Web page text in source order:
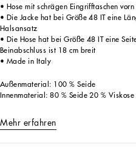
• Hose mit schrägen Eingrifftaschen
• Die Jacke hat bei Größe 48 IT eine
Halsansatz
• Die Hose hat bei Größe 48 IT eine
Beinabschluss ist 18 cm breit
• Made in Italy
Außenmaterial: 100 % Seide
Innenmaterial: 80 % Seide 20 % Viskose
Mehr erfahren